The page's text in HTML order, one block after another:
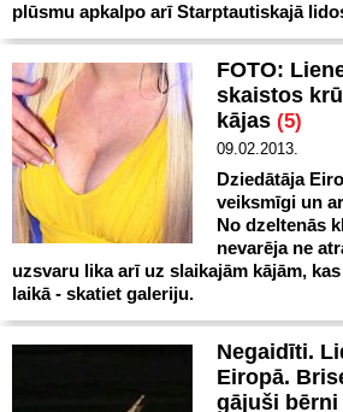
plūsmu apkalpo arī Starptautiskajā
FOTO:
skaistos
kājas (5)
09.02.2013.
Dziedātāja
veiksmīgi un
No dzeltenās
nevarēja ne
uzsvaru lika arī uz slaikajām kājām,
laikā - skatiet galeriju.
Negaidīti.
Eiropā.
gājuši bērni